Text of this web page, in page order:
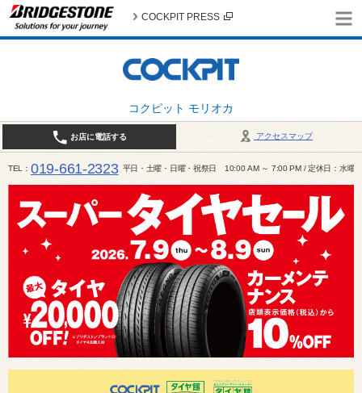
コクピット モリオカ
COCKPIT PRESS
アクセスマップ
お店に電話する
TEL 019-661-2323 平日・土曜・日曜・祝祭日 10:00 AM ～ 7:00 PM / 定休日：水曜